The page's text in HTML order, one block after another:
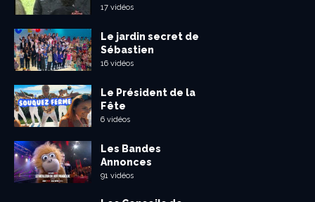
17 vidéos
Le jardin secret de
Sébastien
16 vidéos
Le Président de la
Fête
6 vidéos
Les Bandes
Annonces
91 vidéos